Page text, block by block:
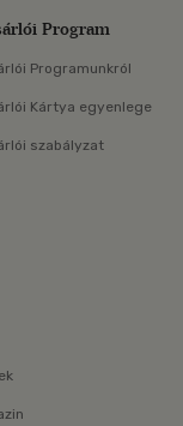
Program
Programunkról
Kártya egyenlege
szabályzat